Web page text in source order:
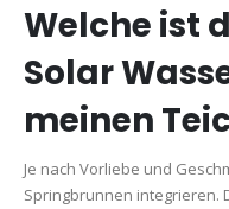
Welche ist
Solar
meinen
Je nach Vorliebe und
Springbrunnen integrieren.